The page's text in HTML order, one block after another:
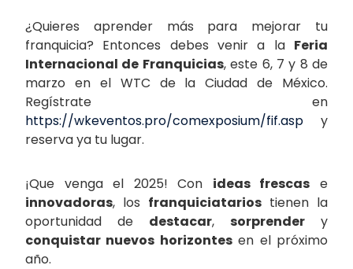
¿Quieres aprender más para mejorar tu
franquicia? Entonces debes venir a la Feria
Internacional de Franquicias, este 6, 7 y 8 de
marzo en el WTC de la Ciudad de México.
Regístrate en
https://wkeventos.pro/comexposium/fif.asp y
reserva ya tu lugar.
¡Que venga el 2025! Con ideas frescas e
innovadoras, los franquiciatarios tienen la
oportunidad de destacar, sorprender y
conquistar nuevos horizontesen el próximo
año.